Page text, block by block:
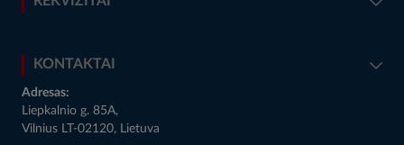
KONTAKTAI
Adresas:
Liepkalnio g. 85A,
Vilnius LT-02120, Lietuva